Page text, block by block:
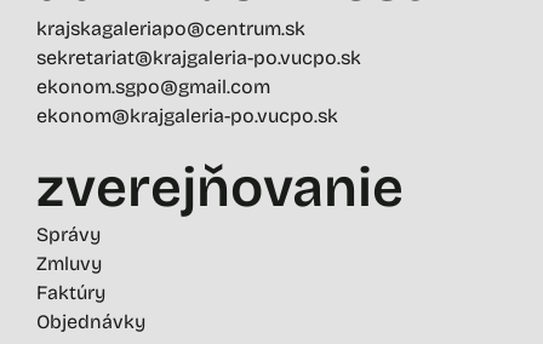
krajskagaleriapo@centrum.sk
sekretariat@krajgaleria-po.vucpo.sk
ekonom.sgpo@gmail.com
ekonom@krajgaleria-po.vucpo.sk
zverejňovanie
Správy
Zmluvy
Faktúry
Objednávky